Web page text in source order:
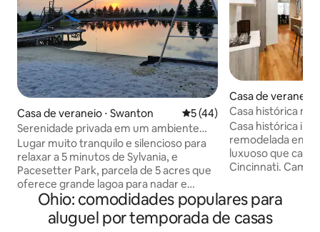
Casa de veraneio ⋅ Swanton 5 de uma avaliação média
5 (44)
Serenidade privada em um ambiente
rural.
Lugar muito tranquilo e silencioso para
relaxar a 5 minutos de Sylvania, e
Pacesetter Park, parcela de 5 acres que
oferece grande lagoa para nadar e
pescar. Privacidade total,
estacionamento interno, lavanderia,
grelha a gás, buraco de milho, campo de
Casa de veraneio
ti
Casa histórica
coração de OTR
Casa histórica
remodelada em
luxuoso que
Cincinnati. Caminhe até qualquer
Washington Park
tome uma bebida
Findlay Market
Ohio: comodidades populares para
aluguel por temporada de casas